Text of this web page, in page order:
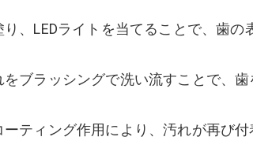
、LEDライトを当てることで、歯
ブラッシングで洗い流すことで、
ティング作用により、汚れが再び